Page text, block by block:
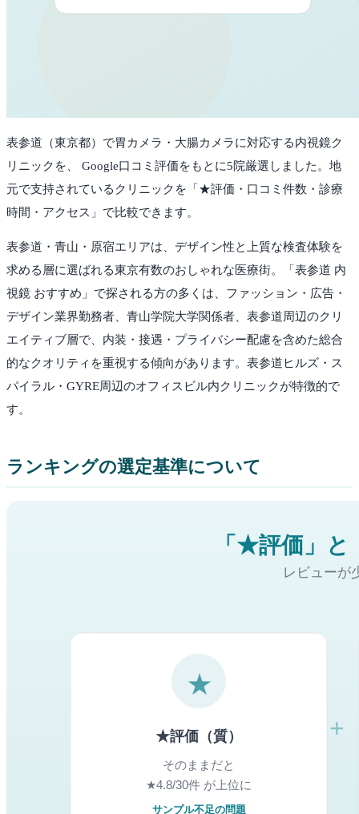
表参道 （東京都）で胃カメラ・大腸カメラに対応する内視鏡ク
リニックを、 Google口コミ評価をもとに5院厳選しました。 地
元で支持されているクリニックを「★評価・口コミ件数・診療
時間・アクセス」で比較できます。
表参道・青山・原宿エリアは、デザイン性と上質な検査体験を
求める層に選ばれる東京有数のおしゃれな医療街。「表参道 内
視鏡 おすすめ」で探される方の多くは、ファッション・広告・
デザイン業界勤務者、青山学院大学関係者、表参道周辺のクリ
エイティブ層で、内装・接遇・プライバシー配慮を含めた総合
的なクオリティを重視する傾向があります。表参道ヒルズ・ス
パイラル・GYRE周辺のオフィスビル内クリニックが特徴的で
す。
ランキングの選定基準について